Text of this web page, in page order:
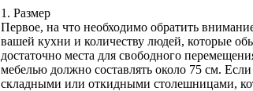
1. Размер
Первое, на что необходимо обратить
вашей кухни и количеству людей, которые
достаточно места для свободного
мебелью должно составлять около 75 см.
складными или откидными столешницами,